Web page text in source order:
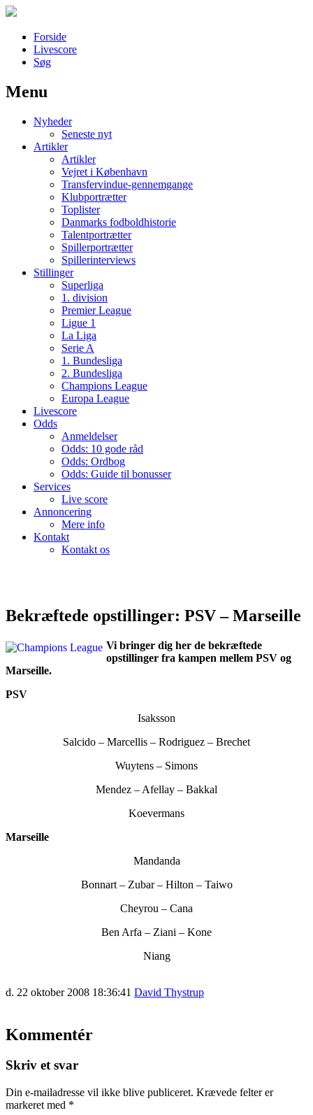
Forside
Livescore
Søg
Наши партнеры
лучшие займы
Menu
Nyheder
Seneste nyt
Artikler
Artikler
Vejret i København
Transfervindue-gennemgange
Klubportrætter
Toplister
Danmarks fodboldhistorie
Talentportrætter
Spillerportrætter
Spillerinterviews
Stillinger
Superliga
1. division
Premier League
Ligue 1
La Liga
Serie A
1. Bundesliga
2. Bundesliga
Champions League
Europa League
Livescore
Odds
Anmeldelser
Odds: 10 gode råd
Odds: Ordbog
Odds: Guide til bonusser
Services
Live score
Annoncering
Mere info
Kontakt
Kontakt os
Bekræftede opstillinger: PSV – Marseille
Vi bringer dig her de bekræftede
opstillinger fra kampen mellem PSV og
Marseille.
PSV
Isaksson
Salcido – Marcellis – Rodriguez – Brechet
Wuytens – Simons
Mendez – Afellay – Bakkal
Koevermans
Marseille
Mandanda
Bonnart – Zubar – Hilton – Taiwo
Cheyrou – Cana
Ben Arfa – Ziani – Kone
Niang
d. 22 oktober 2008 18:36:41 David Thystrup
Kommentér
Skriv et svar
Din e-mailadresse vil ikke blive publiceret. Krævede felter er
markeret med *